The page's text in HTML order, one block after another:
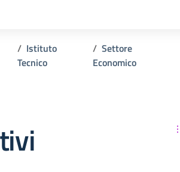
Istituto
Tecnico
Settore
Economico